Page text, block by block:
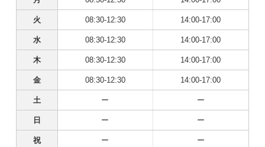
火 08:30-12:30 14:00-17:00
水 08:30-12:30 14:00-17:00
木 08:30-12:30 14:00-17:00
金 08:30-12:30 14:00-17:00
土 ー ー
日 ー ー
祝 ー ー